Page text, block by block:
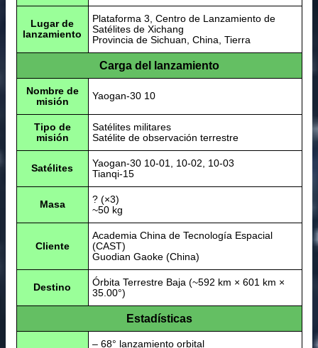
Lugar de
lanzamiento
Plataforma 3, Centro de Lanzamiento de
Satélites de Xichang
Provincia de Sichuan, China, Tierra
Carga del lanzamiento
Nombre de
misión
Yaogan-30 10
Tipo de
misión
Satélites militares
Satélite de observación terrestre
Satélites
Yaogan-30 10-01, 10-02, 10-03
Tianqi-15
Masa
? (×3)
~50 kg
Cliente
Academia China de Tecnología Espacial
(CAST)
Guodian Gaoke (China)
Destino
Órbita Terrestre Baja (~592 km × 601 km ×
35.00°)
Estadísticas
– 68° lanzamiento orbital